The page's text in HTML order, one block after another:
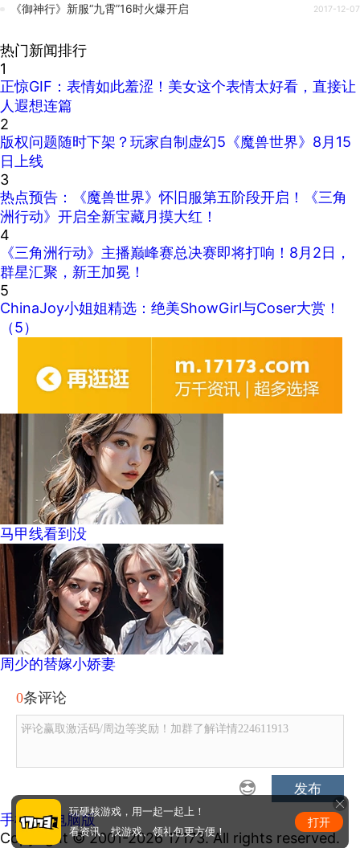
《御神行》新服“九霄”16时火爆开启 2017-12-07
热门新闻排行
1
正惊GIF：表情如此羞涩！美女这个表情太好看，直接让
人遐想连篇
2
版权问题随时下架？玩家自制虚幻5《魔兽世界》8月15
日上线
3
热点预告：《魔兽世界》怀旧服第五阶段开启！《三角
洲行动》开启全新宝藏月摸大红！
4
《三角洲行动》主播巅峰赛总决赛即将打响！8月2日，
群星汇聚，新王加冕！
5
ChinaJoy小姐姐精选：绝美ShowGirl与Coser大赏！
（5）
马甲线看到没
周少的替嫁小娇妻
0条评论
评论赢取激活码/周边等奖励！加群了解详情224611913
发布
手机版|电脑版
Copyright © 2001-2026 17173. All rights reserved.
玩硬核游戏，用一起一起上！
看资讯、找游戏、领礼包更方便！
打开